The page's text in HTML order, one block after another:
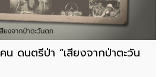
น ดนตรีป่า “เสียงจากป่าตะวัน